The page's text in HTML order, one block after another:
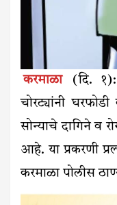
करमाळा
(दि. १):
चोरट्यांनी
सोन्याचे दागिने व
आहे. या प्रकरणी
करमाळा पोलीस